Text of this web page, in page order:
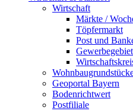
Wirtschaft
Märkte /
Töpfermarkt
Post und
Geoportal Bayern
Bodenrichtwert
Postfiliale